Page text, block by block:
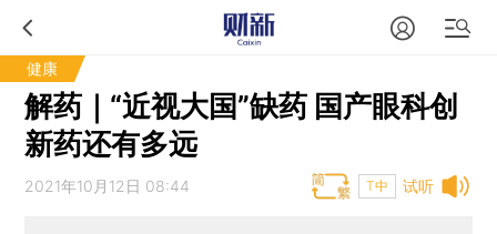
健康
解药｜“近视大国”缺药 国产眼科创
新药还有多远
试听
2021年10月12日 08:44 T中